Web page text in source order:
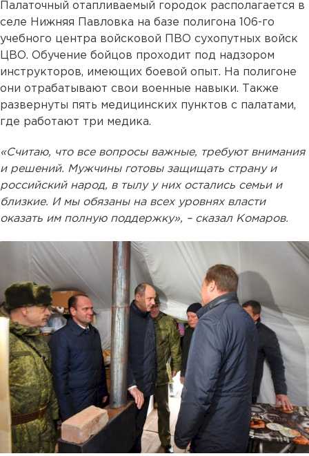
Палаточный отапливаемый городок располагается в
селе Нижняя Павловка на базе полигона 106-го
учебного центра войсковой ПВО сухопутных войск
ЦВО. Обучение бойцов проходит под надзором
инструкторов, имеющих боевой опыт. На полигоне
они отрабатывают свои военные навыки. Также
развернуты пять медицинских пунктов с палатами,
где работают три медика.
«Считаю, что все вопросы важные, требуют внимания
и решений. Мужчины готовы защищать страну и
российский народ, в тылу у них остались семьи и
близкие. И мы обязаны на всех уровнях власти
оказать им полную поддержку», – сказал Комаров.